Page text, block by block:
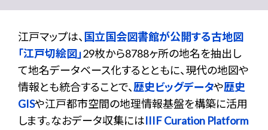
江戸マップは、 国立国会図書館が公開する古地図
「江戸切絵図」29枚から8788ヶ所の地名を抽出し
て地名データベース化するとともに、現代の地図や
情報とも統合することで、歴史ビッグデータや歴史
GISや江戸都市空間の地理情報基盤を構築に活用
します。なおデータ収集にはIIIF Curation Platform